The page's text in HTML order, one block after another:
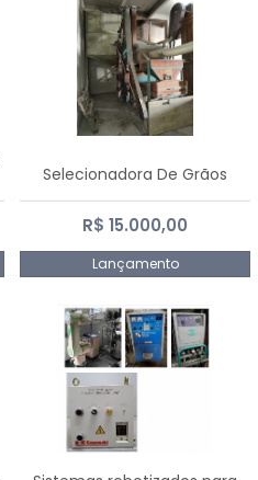
Selecionadora De Grãos
R$ 15.000,00
Lançamento